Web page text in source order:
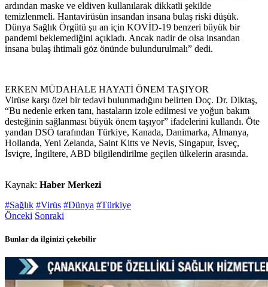
ardından maske ve eldiven kullanılarak dikkatli şekilde
temizlenmeli. Hantavirüsün insandan insana bulaş riski düşük.
Dünya Sağlık Örgütü şu an için KOVİD-19 benzeri büyük bir
pandemi beklemediğini açıkladı. Ancak nadir de olsa insandan
insana bulaş ihtimali göz önünde bulundurulmalı” dedi.
ERKEN MÜDAHALE HAYATİ ÖNEM TAŞIYOR
Virüse karşı özel bir tedavi bulunmadığını belirten Doç. Dr. Diktaş,
“Bu nedenle erken tanı, hastaların izole edilmesi ve yoğun bakım
desteğinin sağlanması büyük önem taşıyor” ifadelerini kullandı. Öte
yandan DSÖ tarafından Türkiye, Kanada, Danimarka, Almanya,
Hollanda, Yeni Zelanda, Saint Kitts ve Nevis, Singapur, İsveç,
İsviçre, İngiltere, ABD bilgilendirilme geçilen ülkelerin arasında.
Kaynak: Haber Merkezi
#Sağlık #Virüs #Dünya #Türkiye
Önceki Sonraki
Bunlar da ilginizi çekebilir